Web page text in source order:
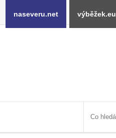
naseveru.net výběžek.eu